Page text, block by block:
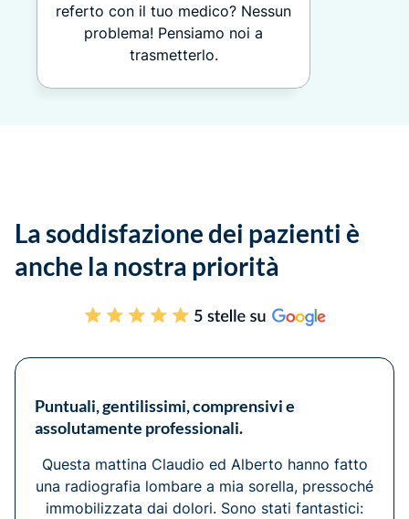
referto con il tuo medico? Nessun
problema! Pensiamo noi a
trasmetterlo.
La soddisfazione dei pazienti è
anche la nostra priorità
Puntuali, gentilissimi, comprensivi e
assolutamente professionali.
Questa mattina Claudio ed Alberto hanno fatto
una radiografia lombare a mia sorella, pressoché
immobilizzata dai dolori. Sono stati fantastici: